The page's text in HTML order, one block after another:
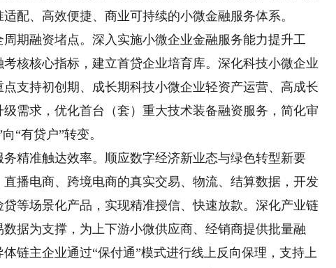
配、高效便捷、商业可持续的小微金融服务体系。
融资堵点。深入实施小微企业金融服务能力提升工
核核心指标，建立首贷企业培育库。深化科技小微企业
支持初创期、成长期科技小微企业轻资产运营、高成长
需求，优化首台（套）重大技术装备融资服务，简化审
“有贷户”转变。
准触达效率。顺应数字经济新业态与绿色转型新要
播电商、跨境电商的真实交易、物流、结算数据，开发
等场景化产品，实现精准授信、快速放款。深化产业链
据为支撑，为上下游小微供应商、经销商提供批量融
链主企业通过“保付通”模式进行线上反向保理，支持上